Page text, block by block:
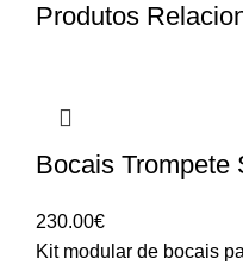
Produtos
Bocais Trompete
230.00€
Kit modular de bocais